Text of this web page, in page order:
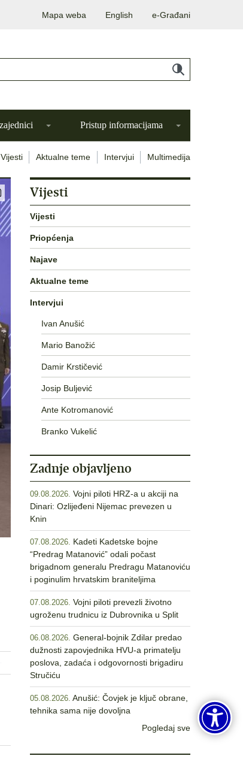
Mapa weba English e-Građani
Pristup informacijama
Vijesti Aktualne teme Intervjui Multimedija
Vijesti
Vijesti
Priopćenja
Najave
Aktualne teme
Intervjui
Ivan Anušić
Mario Banožić
Damir Krstičević
Josip Buljević
Ante Kotromanović
Branko Vukelić
Zadnje objavljeno
09.08.2026. Vojni piloti HRZ-a u akciji na
Dinari: Ozlijeđeni Nijemac prevezen u
Knin
07.08.2026. Kadeti Kadetske bojne
“Predrag Matanović” odali počast
brigadnom generalu Predragu Matanoviću
i poginulim hrvatskim braniteljima
07.08.2026. Vojni piloti prevezli životno
ugroženu trudnicu iz Dubrovnika u Split
06.08.2026. General-bojnik Zdilar predao
dužnosti zapovjednika HVU-a primatelju
poslova, zadaća i odgovornosti brigadiru
Stručiću
05.08.2026. Anušić: Čovjek je ključ obrane,
tehnika sama nije dovoljna
Pogledaj sve